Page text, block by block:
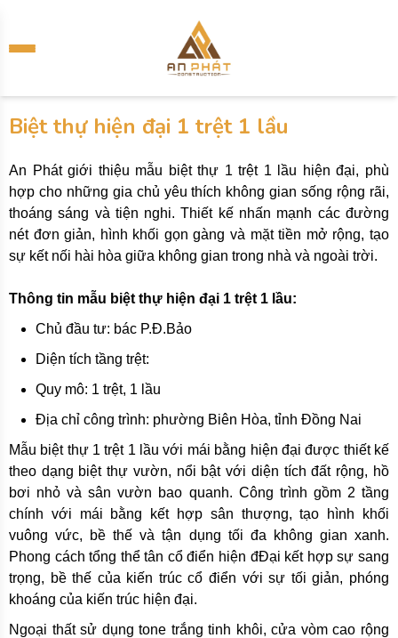
Biệt thự hiện đại 1 trệt 1 lầu
An Phát giới thiệu mẫu biệt thự 1 trệt 1 lầu hiện đại, phù
hợp cho những gia chủ yêu thích không gian sống rộng rãi,
thoáng sáng và tiện nghi. Thiết kế nhấn mạnh các đường
nét đơn giản, hình khối gọn gàng và mặt tiền mở rộng, tạo
sự kết nối hài hòa giữa không gian trong nhà và ngoài trời.
Thông tin mẫu biệt thự hiện đại 1 trệt 1 lầu:
Chủ đầu tư: bác P.Đ.Bảo
Diện tích tầng trệt:
Quy mô: 1 trệt, 1 lầu
Địa chỉ công trình: phường Biên Hòa, tỉnh Đồng Nai
Mẫu biệt thự 1 trệt 1 lầu với mái bằng hiện đại được thiết kế
theo dạng biệt thự vườn, nổi bật với diện tích đất rộng, hồ
bơi nhỏ và sân vườn bao quanh. Công trình gồm 2 tầng
chính với mái bằng kết hợp sân thượng, tạo hình khối
vuông vức, bề thế và tận dụng tối đa không gian xanh.
Phong cách tổng thể tân cổ điển hiện đĐại kết hợp sự sang
trọng, bề thế của kiến trúc cổ điển với sự tối giản, phóng
khoáng của kiến trúc hiện đại.
Ngoại thất sử dụng tone trắng tinh khôi, cửa vòm cao rộng